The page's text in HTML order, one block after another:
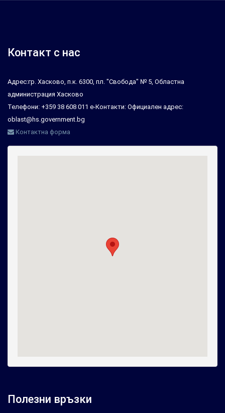
Контакт с нас
Адрес:гр. Хасково, п.к. 6300, пл. "Свобода" № 5, Областна
администрация Хасково
Телефони: +359 38 608 011 е-Контакти: Официален адрес:
oblast@hs.government.bg
Контактна форма
Полезни връзки